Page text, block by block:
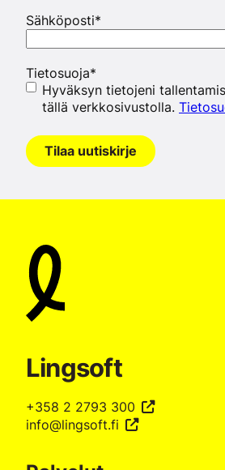
Sähköposti*
Tietosuoja*
Hyväksyn tietojeni
tällä verkkosivustolla.
Tilaa uutiskirje
Lingsoft
+358 2 2793 300
info@lingsoft.fi